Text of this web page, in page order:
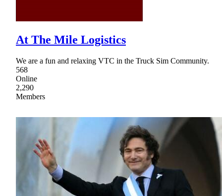
At The Mile Logistics
We are a fun and relaxing VTC in the Truck Sim Community.
568
Online
2,290
Members